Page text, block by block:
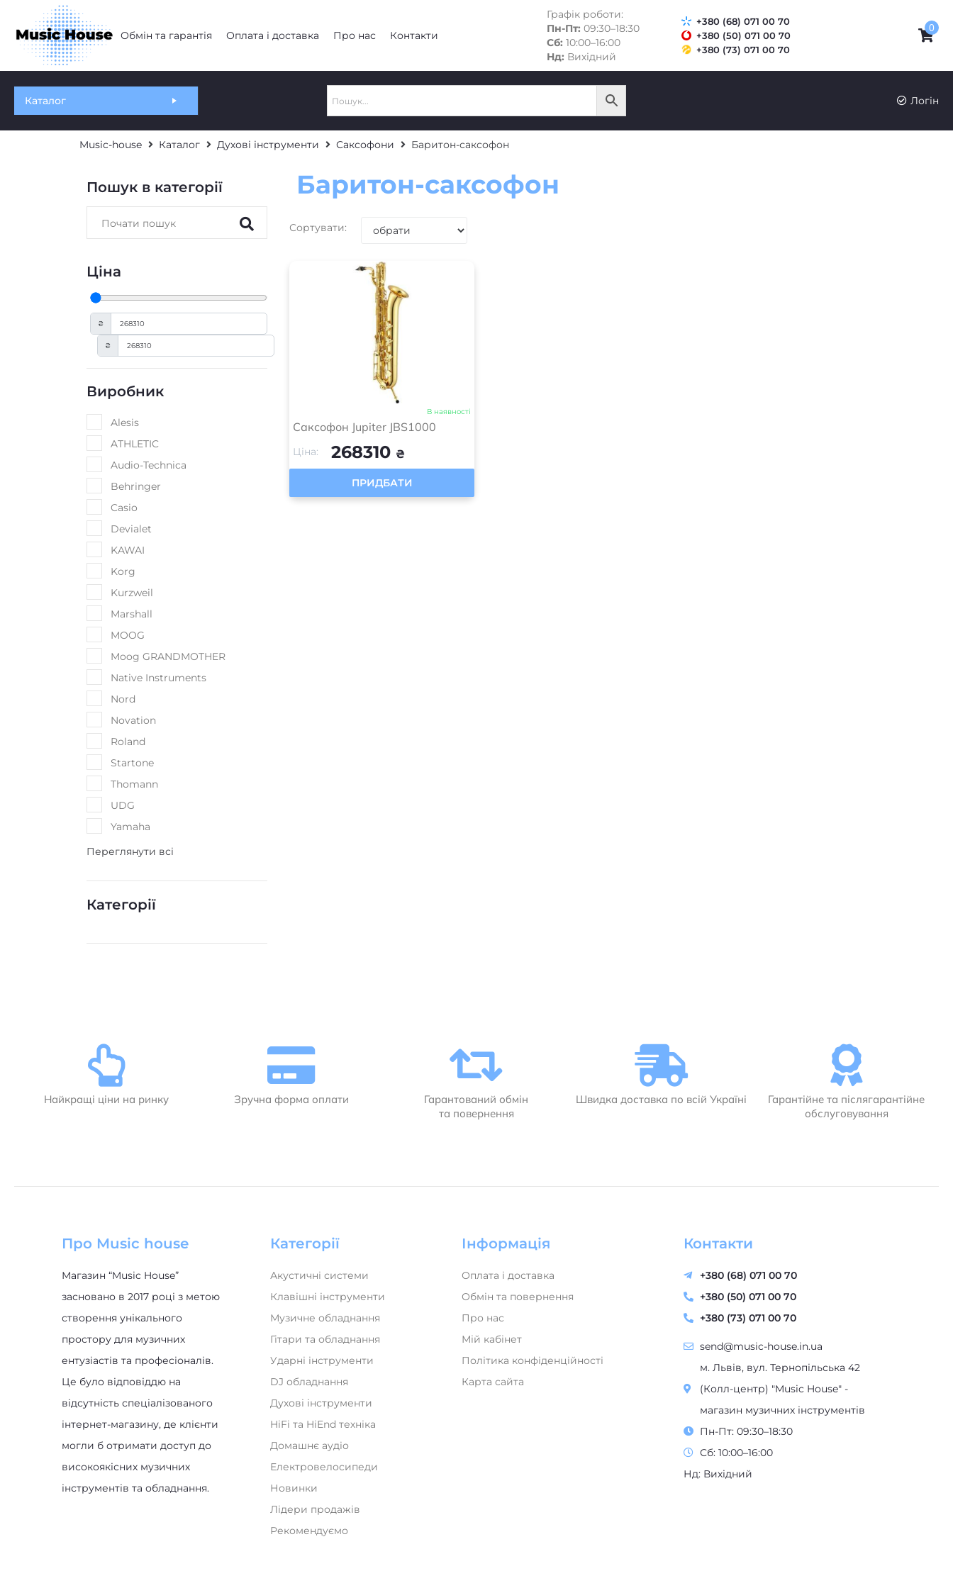
Обмін та гарантія Оплата і доставка Про нас Контакти
Графік роботи:
Пн-Пт: 09:30–18:30
Сб: 10:00–16:00
Нд: Вихідний
+380 (68) 071 00 70
+380 (50) 071 00 70
+380 (73) 071 00 70
0
Каталог Логін
Music-house Каталог Духові інструменти Саксофони Баритон-саксофон
Пошук в категорії
Ціна
₴
₴
Виробник
Alesis
ATHLETIC
Audio-Technica
Behringer
Casio
Devialet
KAWAI
Korg
Kurzweil
Marshall
MOOG
Moog GRANDMOTHER
Native Instruments
Nord
Novation
Roland
Startone
Thomann
UDG
Yamaha
Переглянути всі
Категорії
Баритон-саксофон
Сортувати:
В наявності
Саксофон Jupiter JBS1000
Ціна: 268310 ₴
ПРИДБАТИ
Найкращі ціни на ринку Зручна форма оплати
Гарантований обмін
та повернення
Швидка доставка по всій Україні
Гарантійне та післягарантійне
обслуговування
Про Music house
Магазин “Music House”
засновано в 2017 році з метою
створення унікального
простору для музичних
ентузіастів та професіоналів.
Це було відповіддю на
відсутність спеціалізованого
інтернет-магазину, де клієнти
могли б отримати доступ до
високоякісних музичних
інструментів та обладнання.
Категорії
Акустичні системи
Клавішні інструменти
Музичне обладнання
Гітари та обладнання
Ударні інструменти
DJ обладнання
Духові інструменти
HiFi та HiEnd техніка
Домашнє аудіо
Електровелосипеди
Новинки
Лідери продажів
Рекомендуємо
Інформація
Оплата і доставка
Обмін та повернення
Про нас
Мій кабінет
Політика конфіденційності
Карта сайта
Контакти
+380 (68) 071 00 70
+380 (50) 071 00 70
+380 (73) 071 00 70
send@music-house.in.ua
м. Львів, вул. Тернопільська 42
(Колл-центр) "Music House" -
магазин музичних інструментів
Пн-Пт: 09:30–18:30
Сб: 10:00–16:00
Нд: Вихідний